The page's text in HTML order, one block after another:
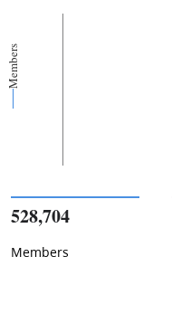
Members
528,704
Members